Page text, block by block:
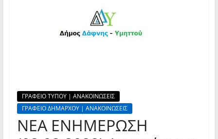
ΓΡΑΦΕΙΟ ΤΥΠΟΥ | ΑΝΑΚΟΙΝΩΣΕΙΣ
ΓΡΑΦΕΙΟ ΔΗΜΑΡΧΟΥ | ΑΝΑΚΟΙΝΩΣΕΙΣ
ΝΕΑ ΕΝΗΜΕΡΩΣΗ